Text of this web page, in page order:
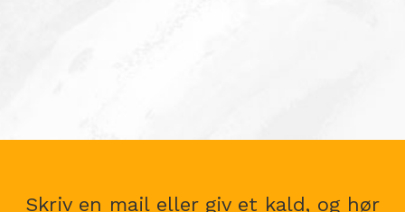
Skriv en mail eller giv et kald, og hør